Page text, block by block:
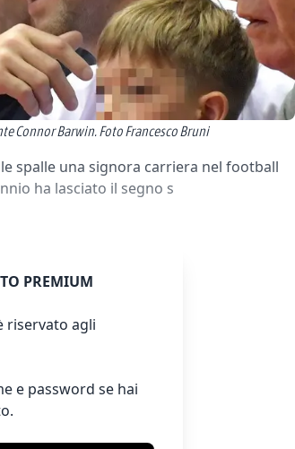
Connor Barwin. Foto Francesco Bruni
spalle una signora carriera nel football
ha lasciato il segno s
PREMIUM
riservato agli
e password se hai